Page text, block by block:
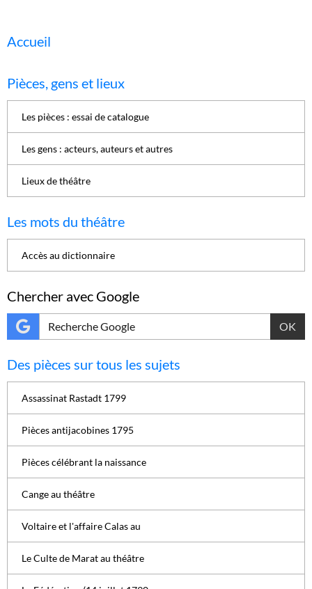
Accueil
Pièces, gens et lieux
Les pièces : essai de catalogue
Les gens : acteurs, auteurs et autres
Lieux de théâtre
Les mots du théâtre
Accès au dictionnaire
Chercher avec Google
OK
Des pièces sur tous les sujets
Assassinat Rastadt 1799
Pièces antijacobines 1795
Pièces célébrant la naissance
Cange au théâtre
Voltaire et l'affaire Calas au
Le Culte de Marat au théâtre